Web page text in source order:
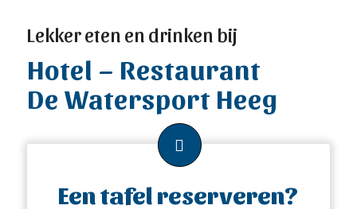
Lekker eten en drinken bij
Hotel – Restaurant
De Watersport Heeg
Een tafel reserveren?